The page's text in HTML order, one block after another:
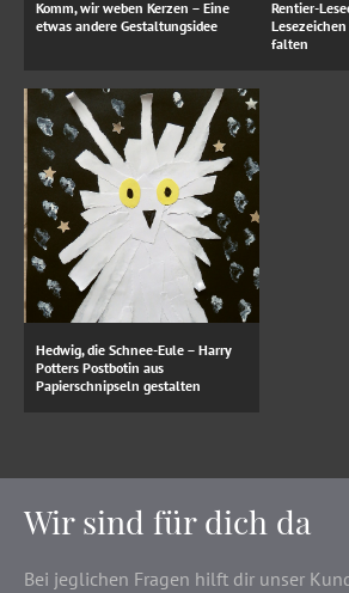
Komm, wir weben Kerzen – Eine
etwas andere Gestaltungsidee
Rentier-
falten
Hedwig, die Schnee-Eule – Harry
Potters Postbotin aus
Papierschnipseln gestalten
Wir sind für dich da
Bei jeglichen Fragen hilft dir unser